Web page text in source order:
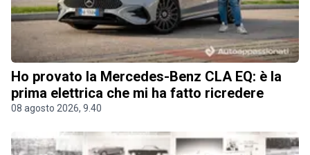
Ho provato la Mercedes-Benz CLA EQ: è la
prima elettrica che mi ha fatto ricredere
08 agosto 2026, 9.40